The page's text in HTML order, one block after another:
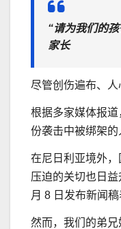
“请为我们的
家长
尽管创伤遍布、人
根据多家媒体报道
份袭击中被绑架的
在尼日利亚境外
压迫的关切也日
月 8 日发布新闻
然而，我们的弟兄